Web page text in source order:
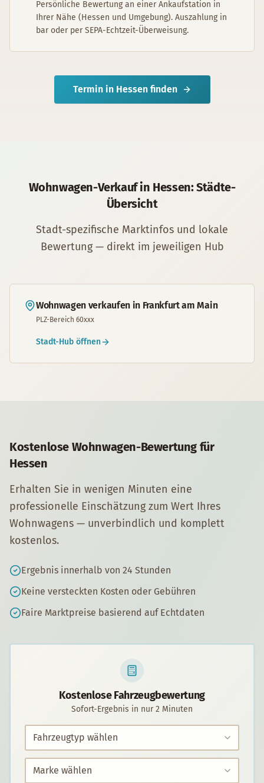
Persönliche Bewertung an einer Ankaufstation in
Ihrer Nähe (Hessen und Umgebung). Auszahlung in
bar oder per SEPA-Echtzeit-Überweisung.
Termin in Hessenfinden
Wohnwagen-Verkauf in Hessen: Städte-
Übersicht
Stadt-spezifische Marktinfos und lokale
Bewertung — direkt im jeweiligen Hub
Wohnwagen verkaufen in Frankfurt am Main
PLZ-Bereich 60xxx
Stadt-Hub öffnen
Kostenlose Wohnwagen-Bewertung für
Hessen
Erhalten Sie in wenigen Minuten eine
professionelle Einschätzung zum Wert Ihres
Wohnwagens — unverbindlich und komplett
kostenlos.
Ergebnis innerhalb von 24 Stunden
Keine versteckten Kosten oder Gebühren
Faire Marktpreise basierend auf Echtdaten
Kostenlose Fahrzeugbewertung
Sofort-Ergebnis in nur 2 Minuten